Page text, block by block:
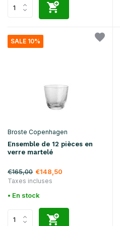
SALE 10%
Broste Copenhagen
Ensemble de 12 pièces en
verre martelé
€165,00 €148,50
Taxes incluses
• En stock